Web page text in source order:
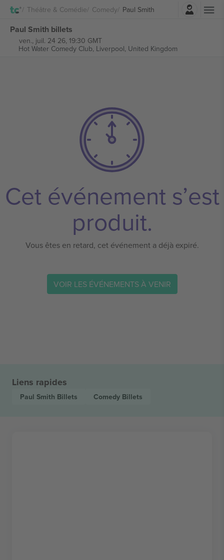
Théâtre & Comédie Comedy Paul Smith
Connexion
Paul Smith billets
ven., juil. 24 26, 19:30 GMT
Hot Water Comedy Club, Liverpool, United Kingdom
Cet événement s’est
produit.
Vous êtes en retard, cet événement a déjà expiré.
VOIR LES ÉVÉNEMENTS À VENIR
Liens rapides
Paul Smith Billets Comedy Billets